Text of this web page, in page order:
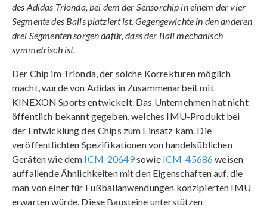
des Adidas Trionda, bei dem der Sensorchip in einem der vier
Segmente des Balls platziert ist. Gegengewichte in den anderen
drei Segmenten sorgen dafür, dass der Ball mechanisch
symmetrisch ist.
Der Chip im Trionda, der solche Korrekturen möglich
macht, wurde von Adidas in Zusammenarbeit mit
KINEXON Sports entwickelt. Das Unternehmen hat nicht
öffentlich bekannt gegeben, welches IMU-Produkt bei
der Entwicklung des Chips zum Einsatz kam. Die
veröffentlichten Spezifikationen von handelsüblichen
Geräten wie dem ICM-20649sowie ICM-45686 weisen
auffallende Ähnlichkeiten mit den Eigenschaften auf, die
man von einer für Fußballanwendungen konzipierten IMU
erwarten würde. Diese Bausteine unterstützen